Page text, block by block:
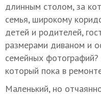
длинным столом, за
семья, широкому
детей и родителей,
размерами диваном и
семейных
который пока в
Маленький, но